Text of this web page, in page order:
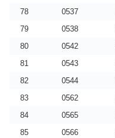
78 0537
79
0538
80
0542
81
0543
82
0544
83
0562
84
0565
85
0566